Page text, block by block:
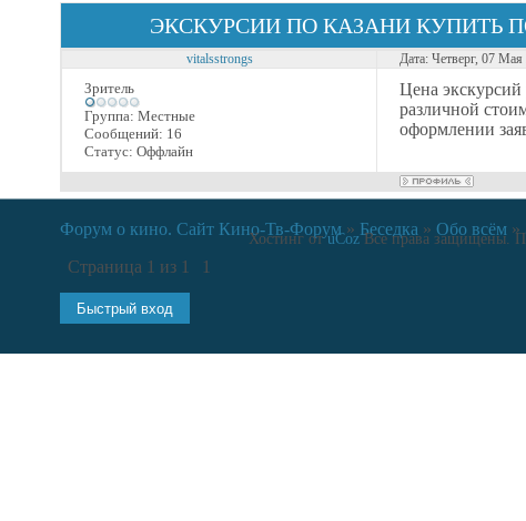
ЭКСКУРСИИ ПО КАЗАНИ КУПИТЬ
vitalsstrongs Дата: Четверг, 07
Зритель
Группа: Местные
Сообщений: 16
Статус: Оффлайн
Цена экскурсий
различной
оформлении
Форум о кино. Сайт Кино-Тв-Форум » Беседка » Обо всём »
Страница 1 из 1
1
Хостинг отuCozВсе права защищены.